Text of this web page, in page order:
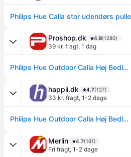
Proshop.dk 4.8(1280)
39 kr. fragt, 1 dag
Philips Hue Outdoor Calla Høj Bedlampe - Til Udvidelse
happii.dk 4.7(127)
33 kr. fragt, 1-2 dage
Philips Hue Outdoor Calla Høj Bedlampe - Til Udvidelse
Merlin 4.7(161)
Fri fragt, 1-2 dage